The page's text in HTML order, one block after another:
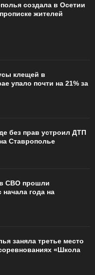
создала в Осетии
жителей
клещей в
упало почти на 21% за
без прав устроил ДТП
Ставрополье
СВО прошли
года на
заняла третье место
«Школа